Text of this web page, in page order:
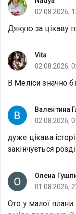
02.08.2026,
Дякую за цікаву
Vita
02.08.2026,
В Меліси значно
Валентина
02.08.2026,
дуже цікава
закінчується
Олена
01.08.2026,
Ото у малої